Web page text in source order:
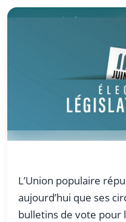
L’Union populaire
aujourd’hui que ses
bulletins de vote pour